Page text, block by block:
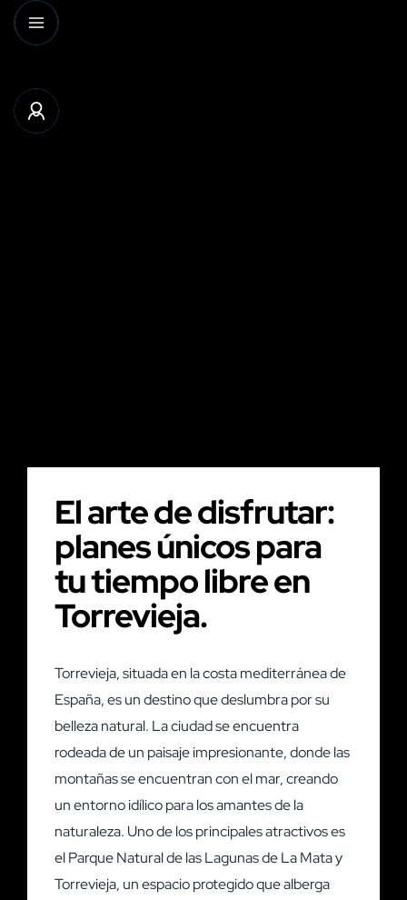
El arte de disfrutar:
planes únicos para
tu tiempo libre en
Torrevieja.
Torrevieja, situada en la costa mediterránea de
España, es un destino que deslumbra por su
belleza natural. La ciudad se encuentra
rodeada de un paisaje impresionante, donde las
montañas se encuentran con el mar, creando
un entorno idílico para los amantes de la
naturaleza. Uno de los principales atractivos es
el Parque Natural de las Lagunas de La Mata y
Torrevieja, un espacio protegido que alberga